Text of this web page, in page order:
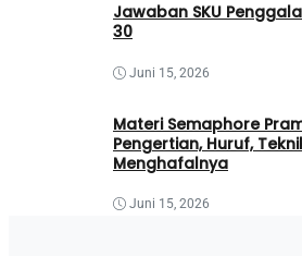
Jawaban SKU
30
Juni 15, 2026
Materi Semaphore
Pengertian, Huruf,
Menghafalnya
Juni 15, 2026